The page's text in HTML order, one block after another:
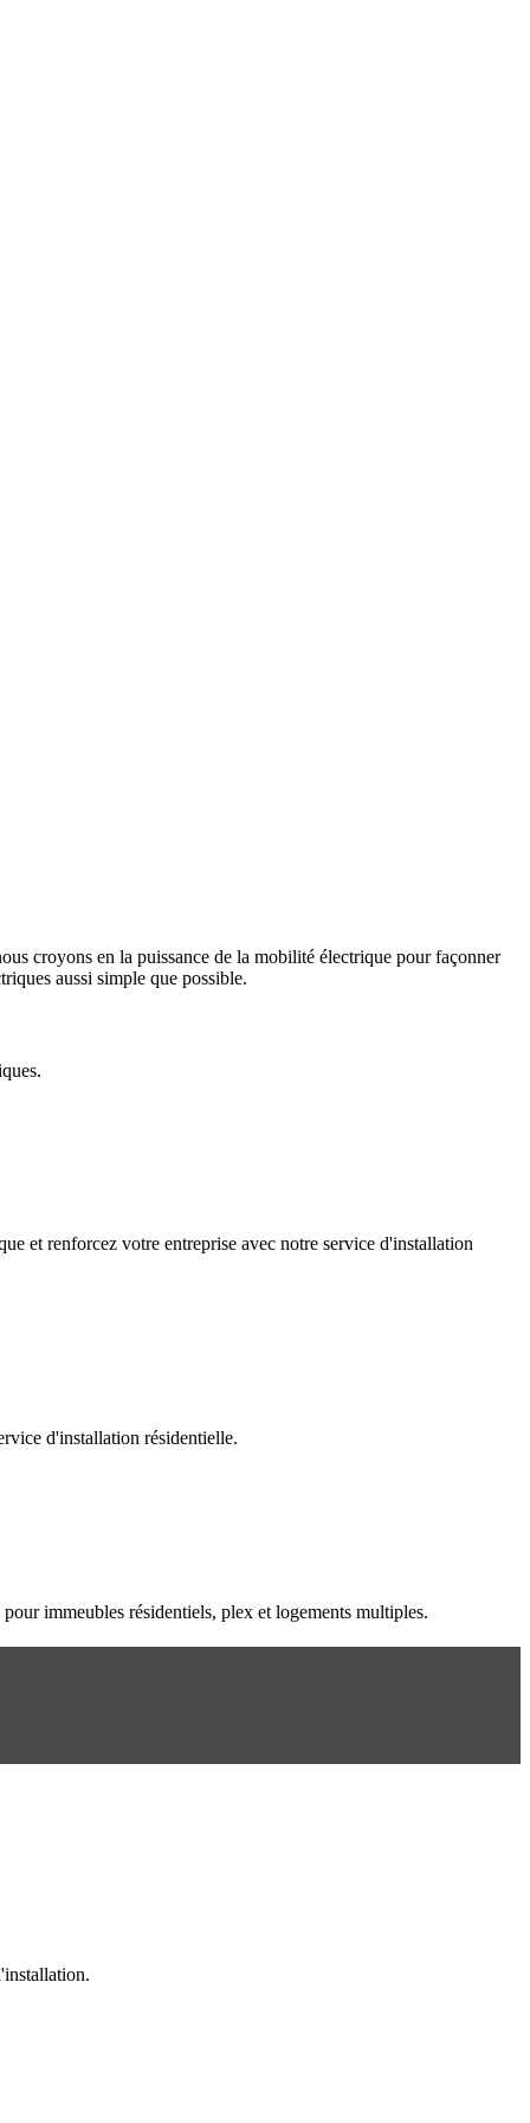
croyons en la puissance de la mobilité électrique pour façonner
aussi simple que possible.
et renforcez votre entreprise avec notre service d'installation
d'installation résidentielle.
immeubles résidentiels, plex et logements multiples.